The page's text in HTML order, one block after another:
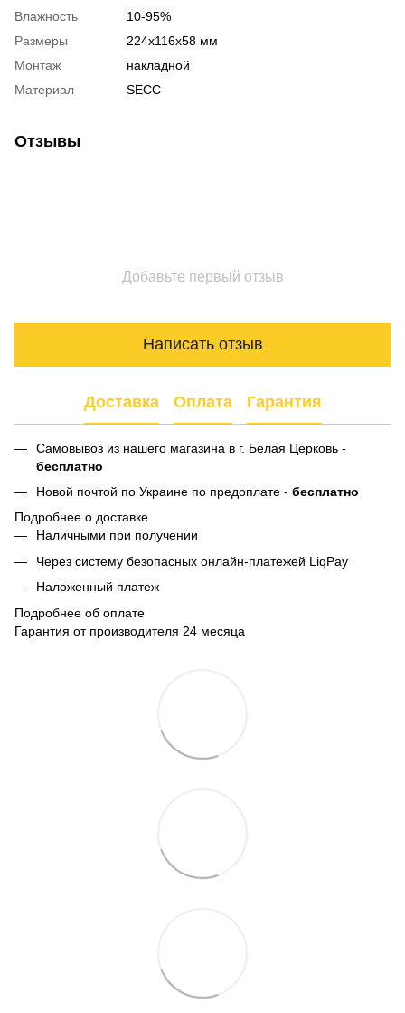
Влажность
10-95%
Размеры
224х116х58 мм
Монтаж
накладной
Материал
SECC
Отзывы
Добавьте первый отзыв
Написать отзыв
Доставка Оплата Гарантия
Самовывоз из нашего магазина в г. Белая Церковь -
бесплатно
Новой почтой по Украине по предоплате - бесплатно
Подробнее о доставке
Наличными при получении
Через систему безопасных онлайн-платежей LiqPay
Наложенный платеж
Подробнее об оплате
Гарантия от производителя 24 месяца